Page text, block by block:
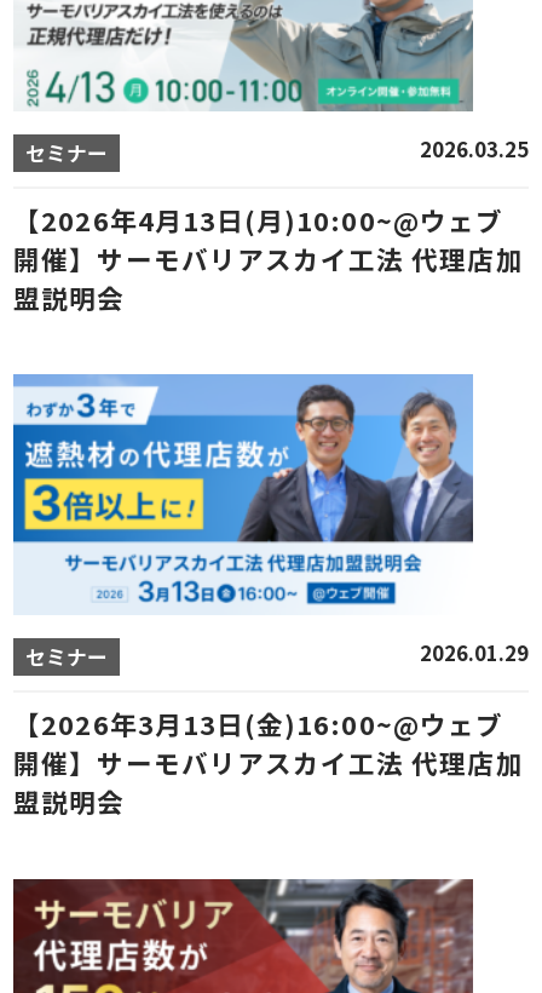
セミナー 2026.03.25
【2026年4月13日(月)10:00~@ウェブ
開催】サーモバリアスカイ工法 代理店加
盟説明会
セミナー 2026.01.29
【2026年3月13日(金)16:00~@ウェブ
開催】サーモバリアスカイ工法 代理店加
盟説明会